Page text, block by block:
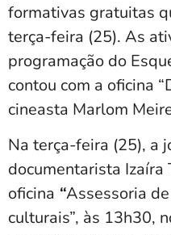
formativas gratuitas
terça-feira (25). As
programação do
contou com a oficina
cineasta Marlom
Na terça-feira (25), a
documentarista
oficina “Assessoria
culturais”, às 13h30,